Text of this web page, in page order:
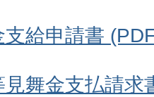
支給申請書
舞金支払請求